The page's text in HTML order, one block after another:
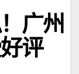
广州
评